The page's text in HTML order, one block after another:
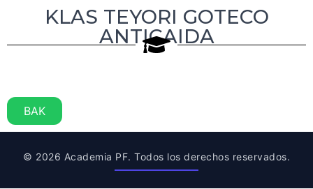
KLAS TEYORI GOTECO
ANTICAIDA
BAK
© 2026 Academia PF. Todos los derechos reservados.